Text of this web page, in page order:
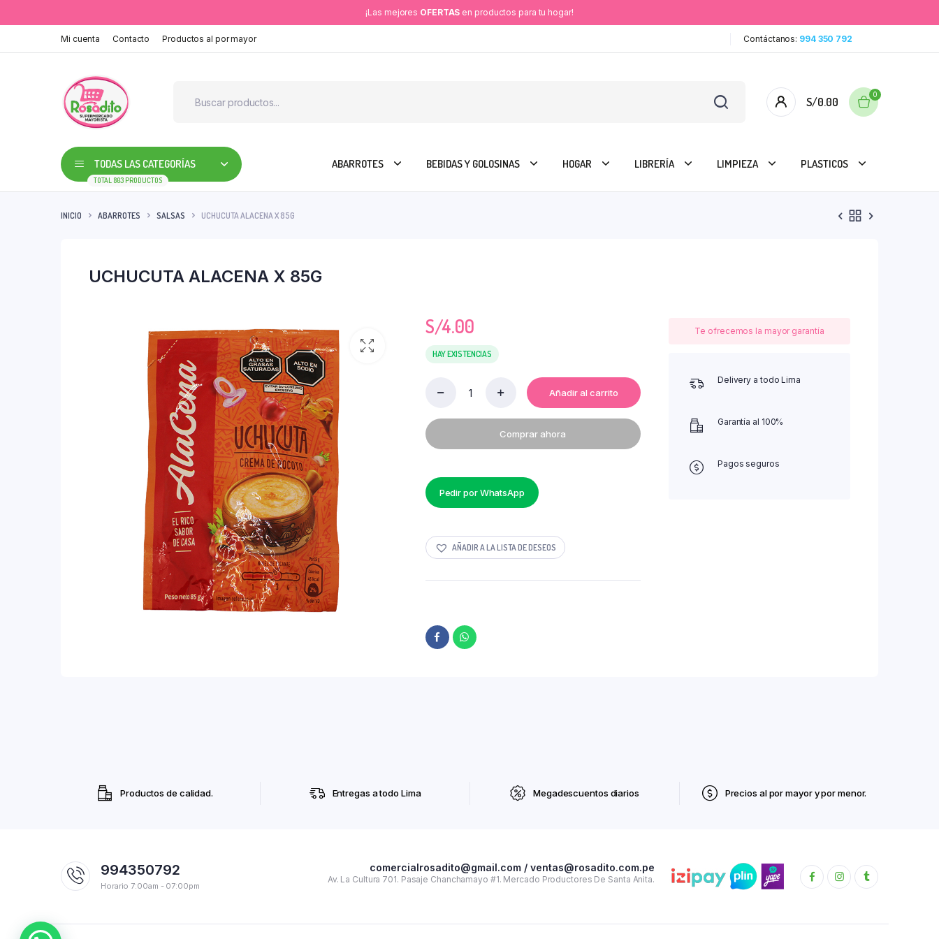
¡Las mejores OFERTAS en productos para tu hogar!
Mi cuenta Contacto Productos al por mayor Contáctanos: 994 350 792
S/0.00
0
TODAS LAS CATEGORÍAS
TOTAL 803 PRODUCTOS
ABARROTES BEBIDAS Y GOLOSINAS HOGAR LIBRERÍA LIMPIEZA PLASTICOS
INICIO ABARROTES SALSAS UCHUCUTA ALACENA X 85G
UCHUCUTA ALACENA X 85G
S/4.00
HAY EXISTENCIAS
UCHUCUTA
X
85G
quantity
Añadir al carrito
Comprar ahora
Pedir por WhatsApp
AÑADIR A LA LISTA DE DESEOS
Te ofrecemos la mayor garantía
Delivery a todo Lima
Garantía al 100%
Pagos seguros
Productos de calidad. Entregas a todo Lima Megadescuentos diarios Precios al por mayor y por menor.
994350792
Horario 7:00am - 07:00pm
comercialrosadito@gmail.com / ventas@rosadito.com.pe
Av. La Cultura 701. Pasaje Chanchamayo #1. Mercado Productores De Santa Anita.